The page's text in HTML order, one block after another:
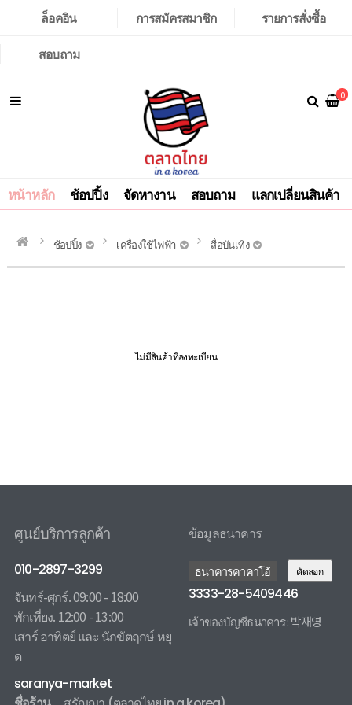
ล็อคอิน การสมัครสมาชิก
รายการสั่งซื้อ
สอบถาม
0
หน้าหลัก ช้อปปิ้ง จัดหางาน สอบถาม แลกเปลี่ยนสินค้า
ช้อปปิ้ง เครื่องใช้ไฟฟ้า สื่อบันเทิง
ไม่มีสินค้าที่ลงทะเบียน
ศูนย์บริการลูกค้า
010-2897-3299
จันทร์-ศุกร์. 09:00 - 18:00
พักเที่ยง. 12:00 - 13:00
เสาร์ อาทิตย์ และ นักขัตฤกษ์ หยุ
ด
ข้อมูลธนาคาร
ธนาคารคาคาโอ้ คัดลอก
3333-28-5409446
เจ้าของบัญชีธนาคาร : 박재영
saranya-market